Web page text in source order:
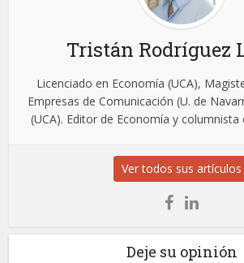
Tristán Rodríguez
Licenciado en Economía (UCA),
Empresas de Comunicación (U. de
(UCA). Editor de Economía y columnista
Ver todos sus artículos
Deje su opinión